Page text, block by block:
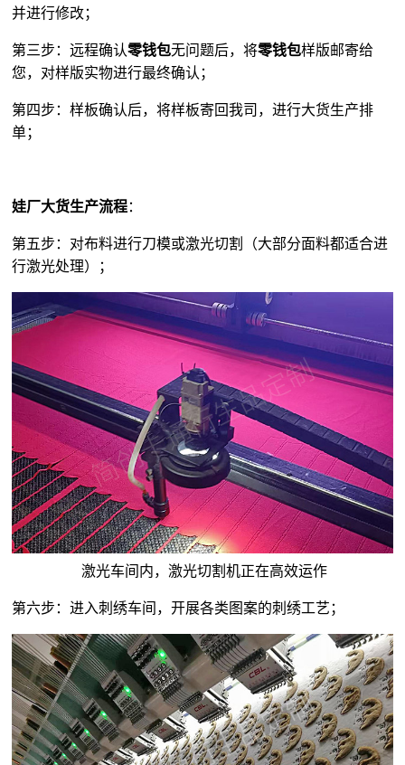
并进行修改；
第三步：远程确认零钱包无问题后，将零钱包样版邮寄给
您，对样版实物进行最终确认；
第四步：样板确认后，将样板寄回我司，进行大货生产排
单；
娃厂大货生产流程：
第五步：对布料进行刀模或激光切割（大部分面料都适合进
行激光处理）；
激光车间内，激光切割机正在高效运作
第六步：进入刺绣车间，开展各类图案的刺绣工艺；